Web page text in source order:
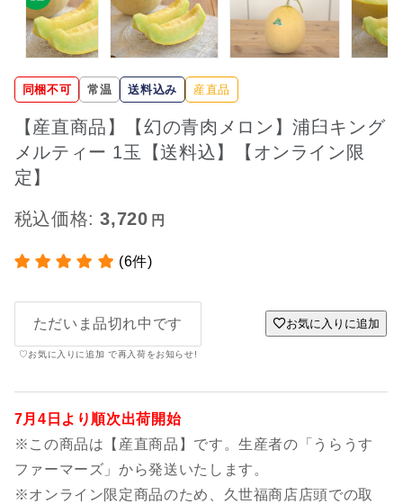
同梱不可 常温 送料込み 産直品
【産直商品】【幻の青肉メロン】浦臼キング
メルティー 1玉【送料込】【オンライン限
定】
税込価格:3,720
(6件)
ただいま品切れ中です お気に入りに追加
♡お気に入りに追加 で再入荷をお知らせ!
7月4日より順次出荷開始
※この商品は【産直商品】です。生産者の「うらうす
ファーマーズ」から発送いたします。
※オンライン限定商品のため、久世福商店店頭での取